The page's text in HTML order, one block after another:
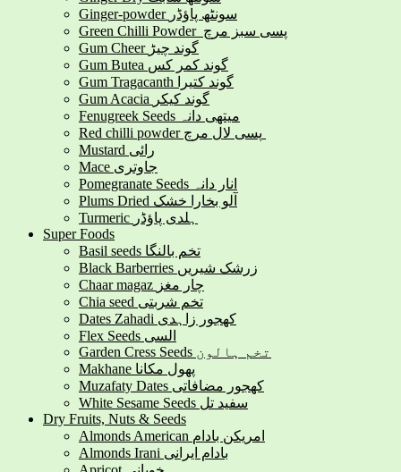
Ginger-powder سونٹھ پاؤڈر
Green Chilli Powder پسی سبز مرچ
Gum Cheer گوند چیڑ
Gum Butea گوند کمر کس
Gum Tragacanth گوند کتیرا
Gum Acacia گوند کیکر
Fenugreek Seeds میتھی دانہ
Mustard رائی
Mace جاوتری
Pomegranate Seeds انار دانہ
Plums Dried آلو بخارا خشک
Turmeric ہلدی پاؤڈر
Super Foods
Basil seeds تخم بالنگا
Black Barberries زرشک شیریں
Chaar magaz چار مغز
Chia seed تخم شربتی
Dates Zahadi کھجور زاہدی
Flex Seeds السی
Garden Cress Seeds تخم ہالون
Makhane پھول مکانا
Muzafaty Dates کھجور مضافاتی
White Sesame Seeds سفید تل
Dry Fruits, Nuts & Seeds
Almonds American امریکن بادام
Almonds Irani بادام ایرانی